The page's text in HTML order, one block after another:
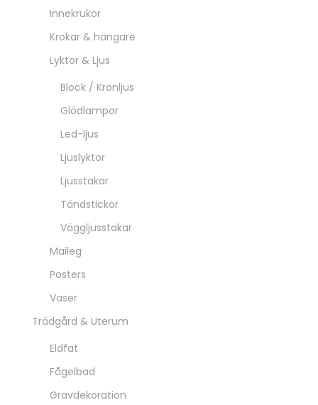
Innekrukor
Krokar & hängare
Lyktor & Ljus
Block / Kronljus
Glödlampor
Led-ljus
Ljuslyktor
Ljusstakar
Tändstickor
Väggljusstakar
Maileg
Posters
Vaser
Trädgård & Uterum
Eldfat
Fågelbad
Gravdekoration